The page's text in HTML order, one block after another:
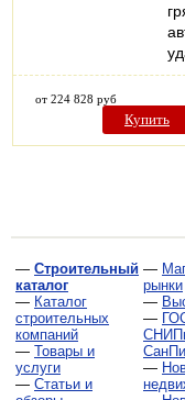
от 224 828 руб
Купить
— Строительный
каталог
— Каталог
строительных
компаний
— Товары и
услуги
— Статьи и
—
рынки
—
—
—